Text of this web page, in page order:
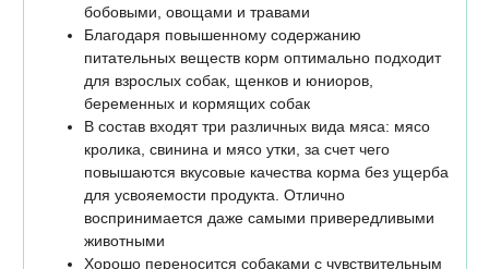
бобовыми, овощами и травами
Благодаря повышенному содержанию
питательных веществ корм оптимально подходит
для взрослых собак, щенков и юниоров,
беременных и кормящих собак
В состав входят три различных вида мяса: мясо
кролика, свинина и мясо утки, за счет чего
повышаются вкусовые качества корма без ущерба
для усвояемости продукта. Отлично
воспринимается даже самыми привередливыми
животными
Хорошо переносится собаками с чувствительным